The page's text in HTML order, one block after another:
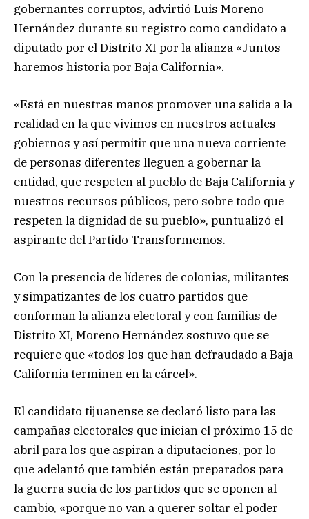
gobernantes corruptos, advirtió Luis Moreno
Hernández durante su registro como candidato a
diputado por el Distrito XI por la alianza «Juntos
haremos historia por Baja California».
«Está en nuestras manos promover una salida a la
realidad en la que vivimos en nuestros actuales
gobiernos y así permitir que una nueva corriente
de personas diferentes lleguen a gobernar la
entidad, que respeten al pueblo de Baja California y
nuestros recursos públicos, pero sobre todo que
respeten la dignidad de su pueblo», puntualizó el
aspirante del Partido Transformemos.
Con la presencia de líderes de colonias, militantes
y simpatizantes de los cuatro partidos que
conforman la alianza electoral y con familias de
Distrito XI, Moreno Hernández sostuvo que se
requiere que «todos los que han defraudado a Baja
California terminen en la cárcel».
El candidato tijuanense se declaró listo para las
campañas electorales que inician el próximo 15 de
abril para los que aspiran a diputaciones, por lo
que adelantó que también están preparados para
la guerra sucia de los partidos que se oponen al
cambio, «porque no van a querer soltar el poder